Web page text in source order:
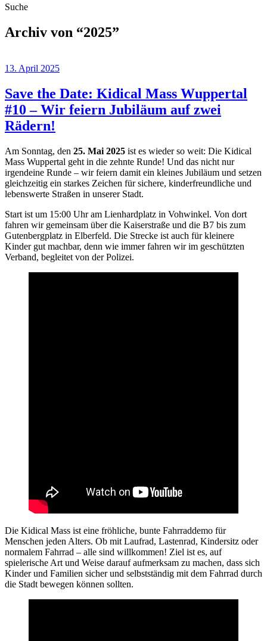
Suche
Archiv von “2025”
13. April 2025
Save the Date: Kidical Mass Wuppertal
#10 – Wir feiern Jubiläum auf zwei
Rädern!
Am Sonntag, den 25. Mai 2025 ist es wieder so weit: Die Kidical
Mass Wuppertal geht in die zehnte Runde! Und das nicht nur
irgendeine Runde – wir feiern damit ein kleines Jubiläum und setzen
gleichzeitig ein starkes Zeichen für sichere, kinderfreundliche und
lebenswerte Straßen in unserer Stadt.
Start ist um 15:00 Uhr am Lienhardplatz in Vohwinkel. Von dort
fahren wir gemeinsam über die Kaiserstraße und die B7 bis zum
Gutenbergplatz in Elberfeld. Die Strecke ist auch für kleinere
Kinder gut machbar, denn wie immer fahren wir im geschützten
Verband, begleitet von der Polizei.
Die Kidical Mass ist eine fröhliche, bunte Fahrraddemo für
Menschen jeden Alters. Ob mit Laufrad, Lastenrad, Kindersitz oder
normalem Fahrrad – alle sind willkommen! Ziel ist es, auf
spielerische Art und Weise darauf aufmerksam zu machen, dass sich
Kinder und Familien sicher und selbstständig mit dem Fahrrad durch
die Stadt bewegen können sollten.